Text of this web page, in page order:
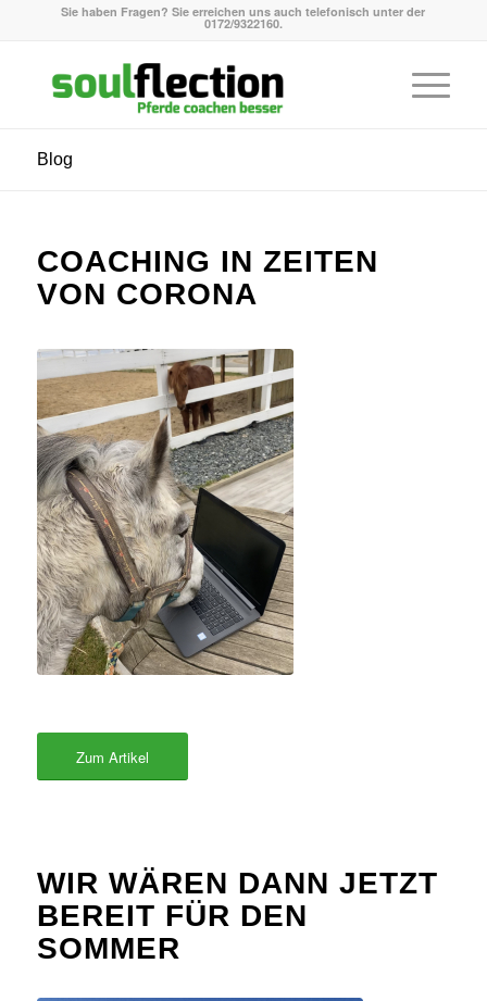
Sie haben Fragen? Sie erreichen uns auch telefonisch unter der
0172/9322160.
Blog
COACHING IN ZEITEN
VON CORONA
Zum Artikel
WIR WÄREN DANN JETZT
BEREIT FÜR DEN
SOMMER